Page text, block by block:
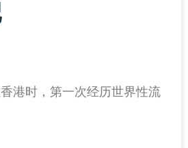
港时，第一次经历世界性流